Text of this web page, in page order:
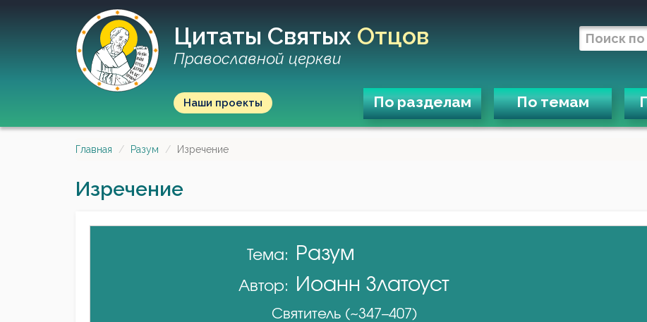
Цитаты Святых Отцов
Православной церкви
Наши проекты По разделам По темам
Главная Разум Изречение
Изречение
Тема: Разум
Автор: Иоанн Златоуст
Святитель (~347–407)